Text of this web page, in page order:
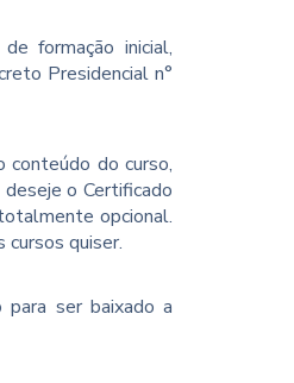
formação inicial,
Presidencial n°
conteúdo do curso,
o Certificado
opcional.
cursos quiser.
ser baixado a